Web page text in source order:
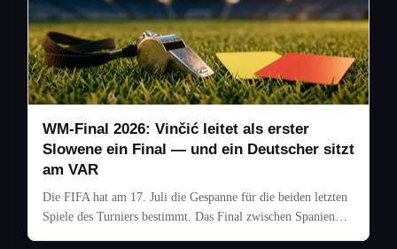
WM-Final 2026: Vinčić leitet als erster
Slowene ein Final — und ein Deutscher sitzt
am VAR
Die FIFA hat am 17. Juli die Gespanne für die beiden letzten
Spiele des Turniers bestimmt. Das Final zwischen Spanien…